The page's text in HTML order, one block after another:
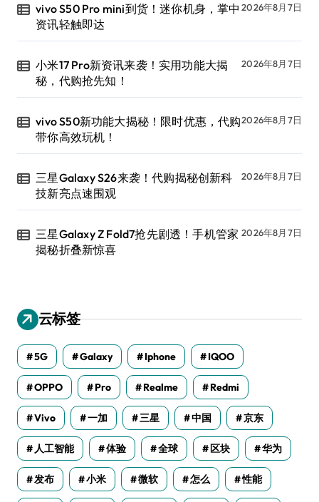
vivo S50 Pro mini到货！迷你机身，掌中
资讯轻触即达
2026年8月7日
小米17 Pro新资讯来袭！实用功能大揭
秘，代购抢先知！
2026年8月7日
vivo S50新功能大揭秘！限时优惠，代购
带你高效玩机！
2026年8月7日
三星Galaxy S26来袭！代购揭秘创新科
技新亮点速围观
2026年8月7日
三星Galaxy Z Fold7抢先剧透！手机管家
揭秘折叠新惊喜
2026年8月7日
云标签
5G Galaxy Iphone IQOO
OPPO Pro Realme Redmi
Vivo 一加 三星 中国 京东
人工智能 体验 全球 区块 华为
发布 小米 微软 怎么 性能